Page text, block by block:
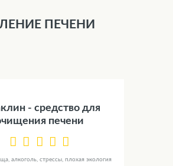
ПЕЧЕНИ
- средство для
печени
алкоголь, стрессы, плохая экология